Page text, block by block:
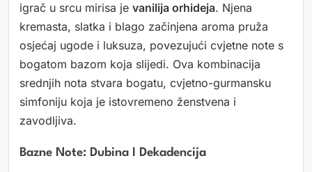
igrač u srcu mirisa je vanilija orhideja. Njena
kremasta, slatka i blago začinjena aroma pruža
osjećaj ugode i luksuza, povezujući cvjetne note s
bogatom bazom koja slijedi. Ova kombinacija
srednjih nota stvara bogatu, cvjetno-gurmansku
simfoniju koja je istovremeno ženstvena i
zavodljiva.
Bazne Note: Dubina I Dekadencija